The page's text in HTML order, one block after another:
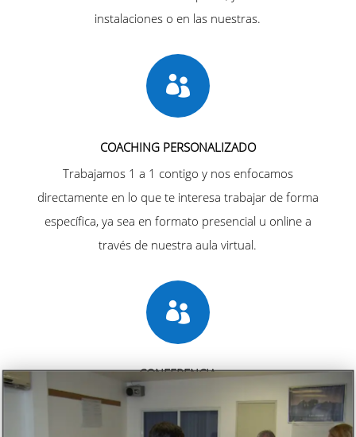
instalaciones o en las nuestras.

COACHING PERSONALIZADO
Trabajamos 1 a 1 contigo y nos enfocamos
directamente en lo que te interesa trabajar de forma
específica, ya sea en formato presencial u online a
través de nuestra aula virtual.

CONFERENCIA
Diseñamos e impartamos una conferencia o
conferencia-taller sobre este tema en tu empresa,